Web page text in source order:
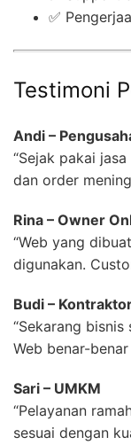
✅
Testimoni
Andi –
“Sejak pakai
dan order
Rina – Owner
“Web yang
digunakan.
Budi –
“Sekarang
Web benar-
Sari – UMKM
“Pelayanan
sesuai dengan